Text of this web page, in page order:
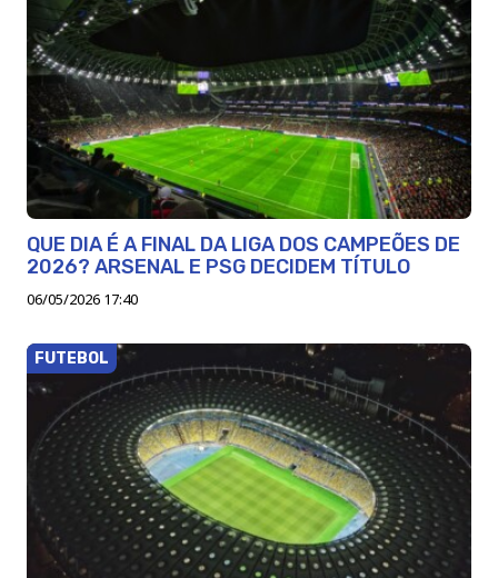
QUE DIA É A FINAL DA LIGA DOS CAMPEÕES DE
2026? ARSENAL E PSG DECIDEM TÍTULO
06/05/2026 17:40
FUTEBOL